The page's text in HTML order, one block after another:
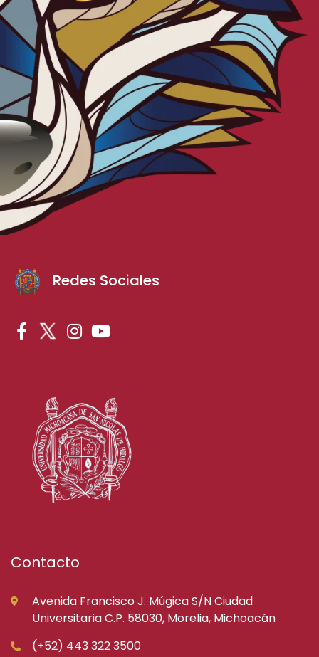
Redes Sociales
Contacto
Avenida Francisco J. Múgica S/N Ciudad
Universitaria C.P. 58030, Morelia, Michoacán
(+52) 443 322 3500